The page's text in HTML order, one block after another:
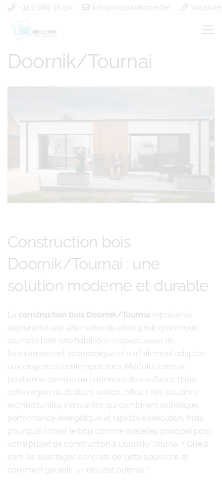
+32 2 669 36 50 info@modulehome.be
Construction modulaire
Doornik/Tournai
Construction bois
Doornik/Tournai : une
solution moderne et durable
La construction bois Doornik/Tournai représente
aujourd’hui une alternative de choix pour quiconque
souhaite bâtir une habitation respectueuse de
l’environnement, économique et parfaitement adaptée
aux exigences contemporaines. ModuleHome se
positionne comme un partenaire de confiance dans
cette région du Brabant wallon, offrant des solutions
architecturales innovantes qui combinent esthétique,
performance énergétique et rapidité d’exécution. Mais
pourquoi choisir le bois comme matériau principal pour
votre projet de construction à Doornik/Tournai ? Quels
sont les avantages concrets de cette approche et
comment garantir un résultat optimal ?